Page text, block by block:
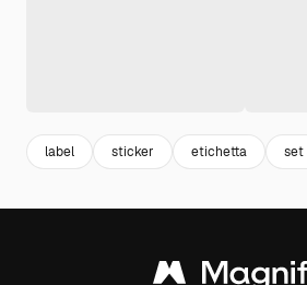
label sticker etichetta set